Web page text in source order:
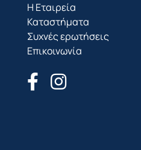
Η Εταιρεία
Καταστήματα
Συχνές ερωτήσεις
Επικοινωνία